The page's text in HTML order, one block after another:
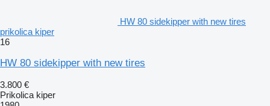
HW 80 sidekipper with new tires
prikolica kiper
16
HW 80 sidekipper with new tires
3.800 €
Prikolica kiper